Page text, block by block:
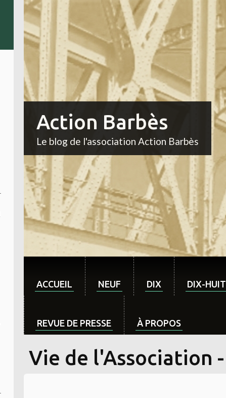
Action Barbès
Le blog de l'association Action Barbès
ACCUEIL NEUF DIX DIX-HUIT
REVUE DE PRESSE À PROPOS
Vie de l'Association -